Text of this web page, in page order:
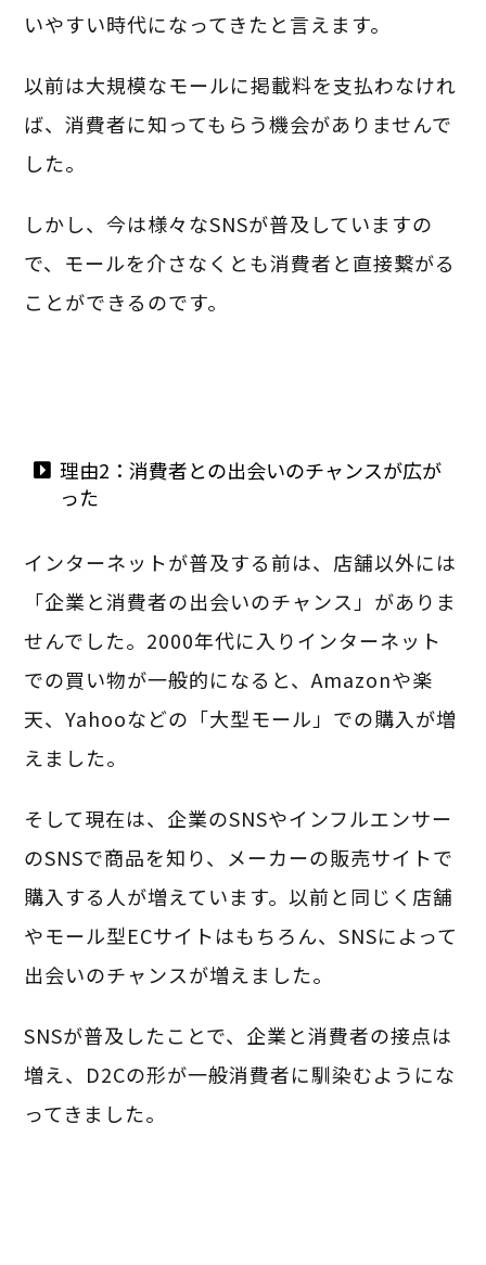
いやすい時代になってきたと言えます。
以前は大規模なモールに掲載料を支払わなけれ
ば、消費者に知ってもらう機会がありませんで
した。
しかし、今は様々なSNSが普及していますの
で、モールを介さなくとも消費者と直接繋がる
ことができるのです。
理由2：消費者との出会いのチャンスが広が
った
インターネットが普及する前は、店舗以外には
「企業と消費者の出会いのチャンス」がありま
せんでした。 2000年代に入りインターネット
での買い物が一般的になると、Amazonや楽
天、Yahooなどの「大型モール」での購入が増
えました。
そして現在は、企業のSNSやインフルエンサー
のSNSで商品を知り、メーカーの販売サイトで
購入する人が増えています。以前と同じく店舗
やモール型ECサイトはもちろん、SNSによって
出会いのチャンスが増えました。
SNSが普及したことで、企業と消費者の接点は
増え、D2Cの形が一般消費者に馴染むようにな
ってきました。